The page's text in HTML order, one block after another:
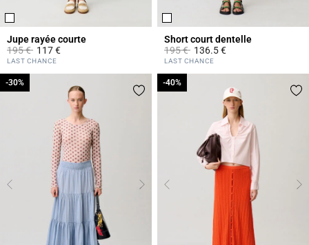
Jupe rayée courte
Prix réduit à partir de
195 €à117 €
5 out of 5 Customer Rating
LAST CHANCE
Short court dentelle
Prix réduit à partir de
195 €à136.5 €
4,1 out of 5 Customer Rating
LAST CHANCE
-30%
-30% -40%
-40%